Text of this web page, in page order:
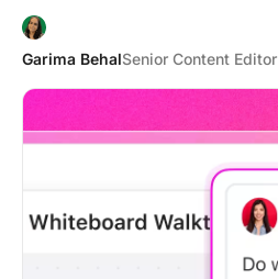
Garima BehalSenior Content Editor